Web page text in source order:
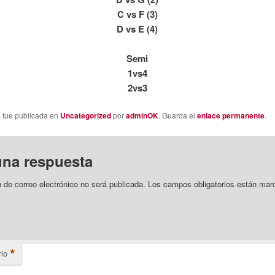
C vs F (3)
D vs E (4)
Semi
1vs4
2vs3
fue publicada en UncategorizedporadminOK. Guarda el enlace permanente.
respuesta
de correo electrónico no será publicada. Los campos obligatorios están
*